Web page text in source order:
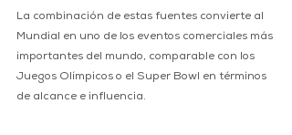
La combinación de estas fuentes convierte al
Mundial en uno de los eventos comerciales más
importantes del mundo, comparable con los
Juegos Olímpicos o el Super Bowl en términos
de alcance e influencia.